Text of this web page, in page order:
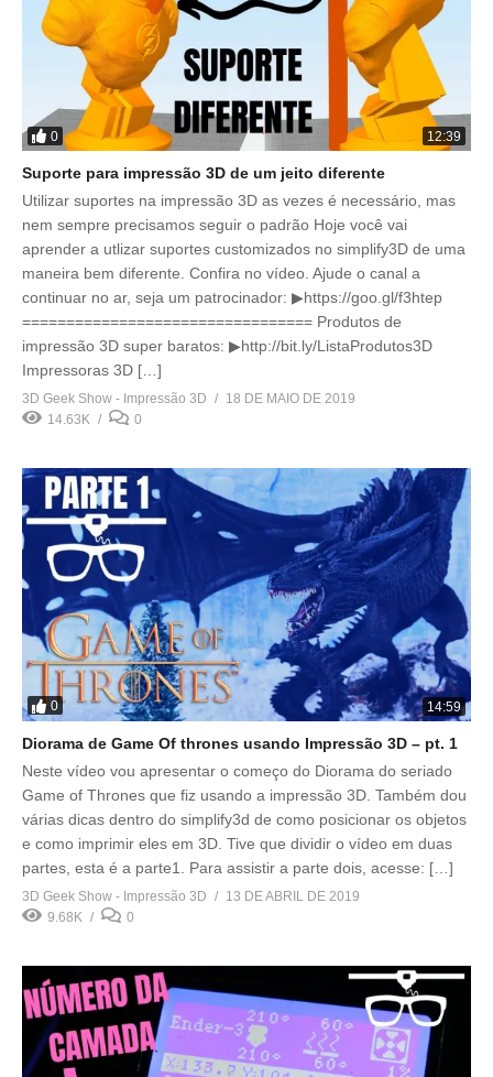
0 12:39
Suporte para impressão 3D de um jeito diferente
Utilizar suportes na impressão 3D as vezes é necessário, mas
nem sempre precisamos seguir o padrão Hoje você vai
aprender a utlizar suportes customizados no simplify3D de uma
maneira bem diferente. Confira no vídeo. Ajude o canal a
continuar no ar, seja um patrocinador: ▶https://goo.gl/f3htep
================================= Produtos de
impressão 3D super baratos: ▶http://bit.ly/ListaProdutos3D
Impressoras 3D […]
3D Geek Show - Impressão 3D
18 DE MAIO DE 2019
14.63K
0
0 14:59
Diorama de Game Of thrones usando Impressão 3D – pt. 1
Neste vídeo vou apresentar o começo do Diorama do seriado
Game of Thrones que fiz usando a impressão 3D. Também dou
várias dicas dentro do simplify3d de como posicionar os objetos
e como imprimir eles em 3D. Tive que dividir o vídeo em duas
partes, esta é a parte1. Para assistir a parte dois, acesse: […]
3D Geek Show - Impressão 3D
13 DE ABRIL DE 2019
9.68K
0